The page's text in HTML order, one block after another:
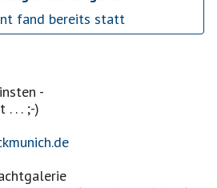
fand bereits statt
-
. . . ;-)